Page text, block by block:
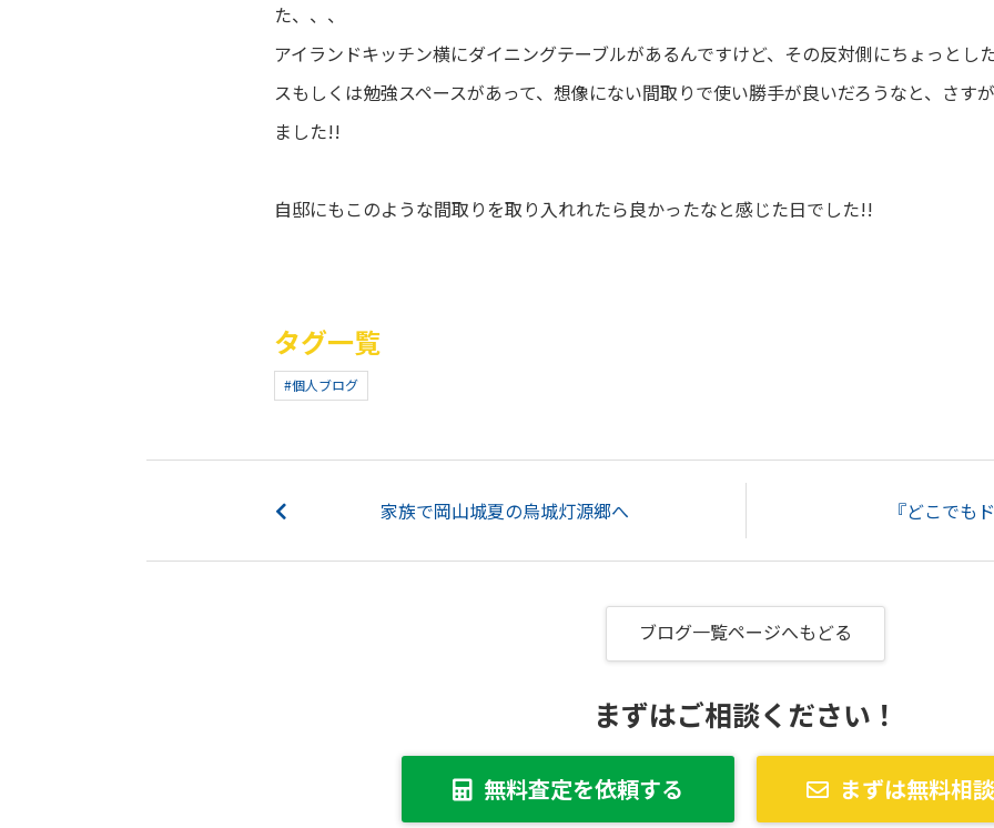
た、、、
アイランドキッチン横にダイニングテーブルがあるんですけど、その反対側にちょっとし
スもしくは勉強スペースがあって、想像にない間取りで使い勝手が良いだろうなと、さす
ました!!
自邸にもこのような間取りを取り入れれたら良かったなと感じた日でした!!
タグ一覧
#個人ブログ
家族で岡山城夏の烏城灯源郷へ 『どこでも
ブログ一覧ページへもどる
まずはご相談ください！
無料査定を依頼する まずは無料相